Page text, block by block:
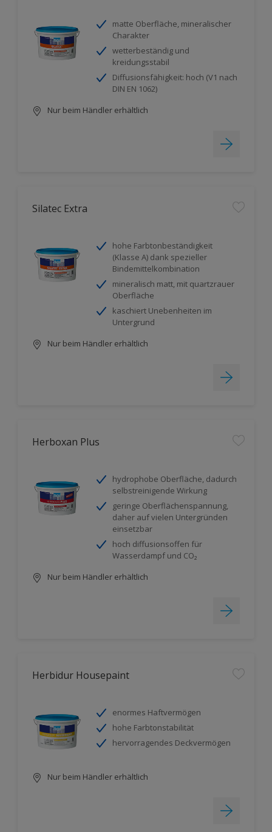
matte Oberfläche, mineralischer
Charakter
wetterbeständig und
kreidungsstabil
Diffusionsfähigkeit: hoch (V1 nach
DIN EN 1062)
Nur beim Händler erhältlich
Silatec Extra
hohe Farbtonbeständigkeit
(Klasse A) dank spezieller
Bindemittelkombination
mineralisch matt, mit quartzrauer
Oberfläche
kaschiert Unebenheiten im
Untergrund
Nur beim Händler erhältlich
Herboxan Plus
hydrophobe Oberfläche, dadurch
selbstreinigende Wirkung
geringe Oberflächenspannung,
daher auf vielen Untergründen
einsetzbar
hoch diffusionsoffen für
Wasserdampf und CO₂
Nur beim Händler erhältlich
Herbidur Housepaint
enormes Haftvermögen
hohe Farbtonstabilität
hervorragendes Deckvermögen
Nur beim Händler erhältlich